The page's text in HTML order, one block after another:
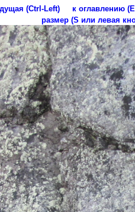
(Ctrl-Left) к оглавлению
размер (S или левая